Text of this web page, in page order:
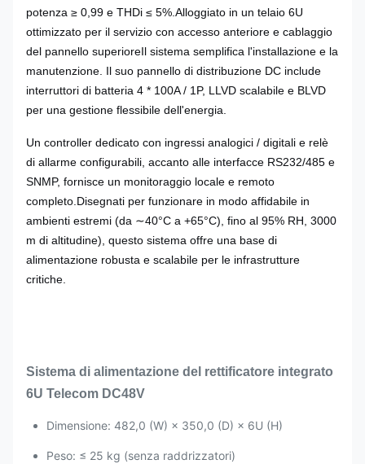
potenza ≥ 0,99 e THDi ≤ 5%.Alloggiato in un telaio 6U
ottimizzato per il servizio con accesso anteriore e cablaggio
del pannello superioreIl sistema semplifica l'installazione e la
manutenzione. Il suo pannello di distribuzione DC include
interruttori di batteria 4 * 100A / 1P, LLVD scalabile e BLVD
per una gestione flessibile dell'energia.
Un controller dedicato con ingressi analogici / digitali e relè
di allarme configurabili, accanto alle interfacce RS232/485 e
SNMP, fornisce un monitoraggio locale e remoto
completo.Disegnati per funzionare in modo affidabile in
ambienti estremi (da ∼40°C a +65°C), fino al 95% RH, 3000
m di altitudine), questo sistema offre una base di
alimentazione robusta e scalabile per le infrastrutture
critiche.
Sistema di alimentazione del rettificatore integrato
6U Telecom DC48V
Dimensione: 482,0 (W) × 350,0 (D) × 6U (H)
Peso: ≤ 25 kg (senza raddrizzatori)